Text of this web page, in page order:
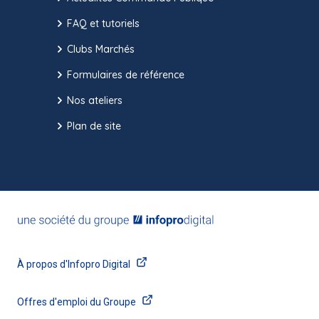
FAQ et tutoriels
Clubs Marchés
Formulaires de référence
Nos ateliers
Plan de site